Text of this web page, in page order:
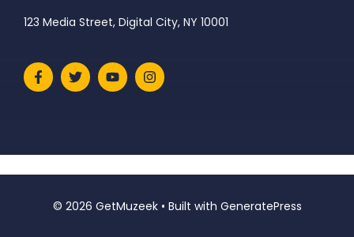
123 Media Street, Digital City, NY 10001
© 2026 GetMuzeek• Built with GeneratePress